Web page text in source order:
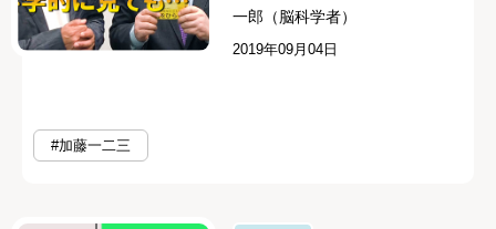
一郎（脳科学者）
2019年09月04日
#加藤一二三